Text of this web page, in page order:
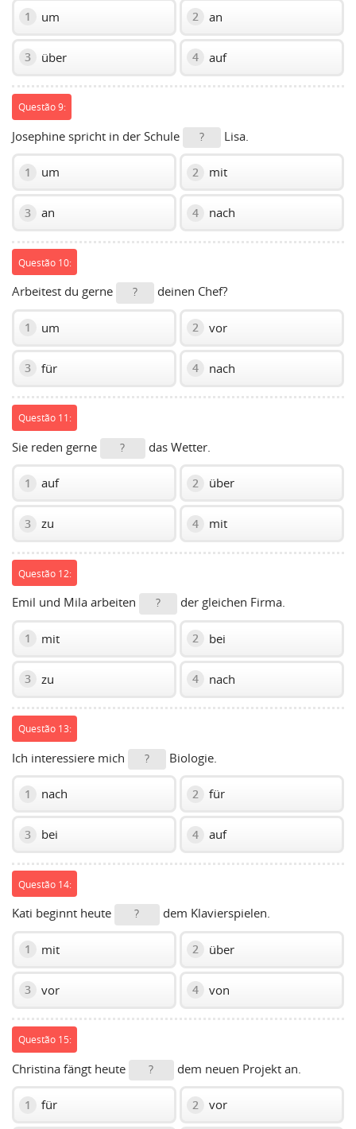
1 um 2 an
3 über 4 auf
Questão 9:
Josephine spricht in der Schule ? Lisa.
1 um 2 mit
3 an 4 nach
Questão 10:
Arbeitest du gerne ? deinen Chef?
1 um 2 vor
3 für 4 nach
Questão 11:
Sie reden gerne ? das Wetter.
1 auf 2 über
3 zu 4 mit
Questão 12:
Emil und Mila arbeiten ? der gleichen Firma.
1 mit 2 bei
3 zu 4 nach
Questão 13:
Ich interessiere mich ? Biologie.
1 nach 2 für
3 bei 4 auf
Questão 14:
Kati beginnt heute ? dem Klavierspielen.
1 mit 2 über
3 vor 4 von
Questão 15:
Christina fängt heute ? dem neuen Projekt an.
1 für 2 vor